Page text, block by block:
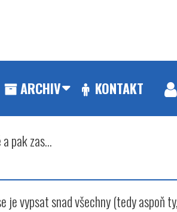
ARCHIV KONTAKT
pak zas...
je vypsat snad všechny (tedy aspoň